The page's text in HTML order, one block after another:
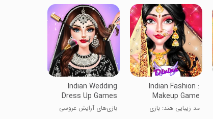
Indian Fashion :
Makeup Game
مد زیبایی هند: بازی
Indian Wedding
Dress Up Games
بازی‌های آرایش عروسی